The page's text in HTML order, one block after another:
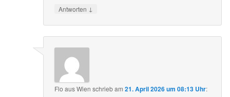
Antworten ↓
Flo aus Wien schriebam21. April 2026 um 08:13 Uhr: